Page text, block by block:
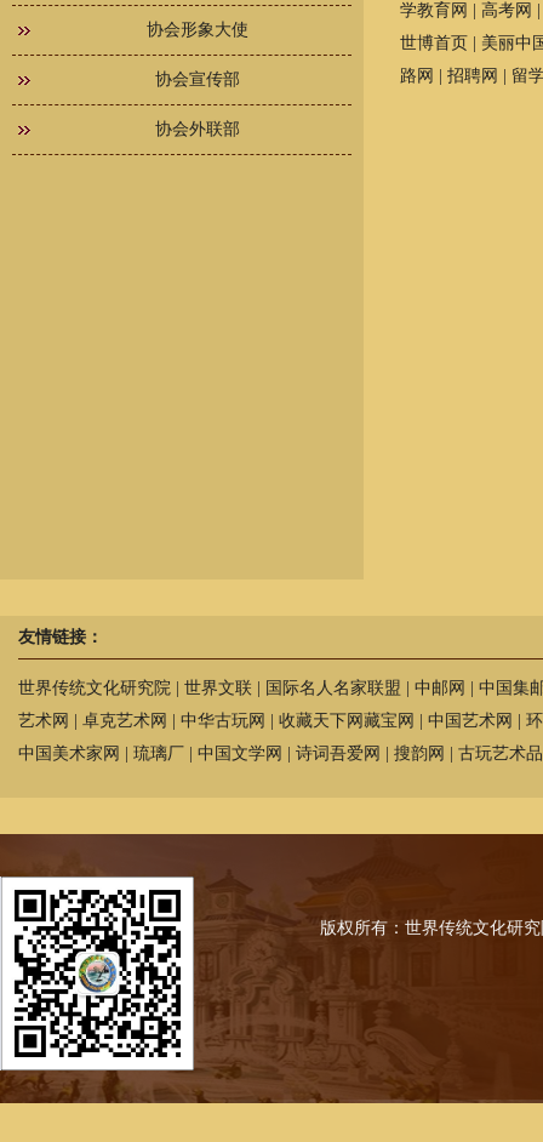
协会形象大使
协会宣传部
协会外联部
学教育网
高考网
世博首页
美丽中
路网
招聘网 留
友情链接：
世界传统文化研究院 世界文联 国际名人名家联盟 中邮网
中国集
艺术网
卓克艺术网 中华古玩网 收藏天下网藏宝网 中国艺术网
中国美术家网
琉璃厂 中国文学网 诗词吾爱网 搜韵网 古玩艺术
版权所有：世界传统文化研